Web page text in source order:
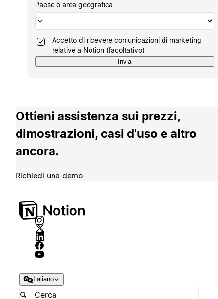
Paese o area geografica
Accetto di ricevere comunicazioni di marketing
relative a Notion (facoltativo)
Invia
Ottieni assistenza sui prezzi,
dimostrazioni, casi d'uso e altro
ancora.
Richiedi una demo
Italiano